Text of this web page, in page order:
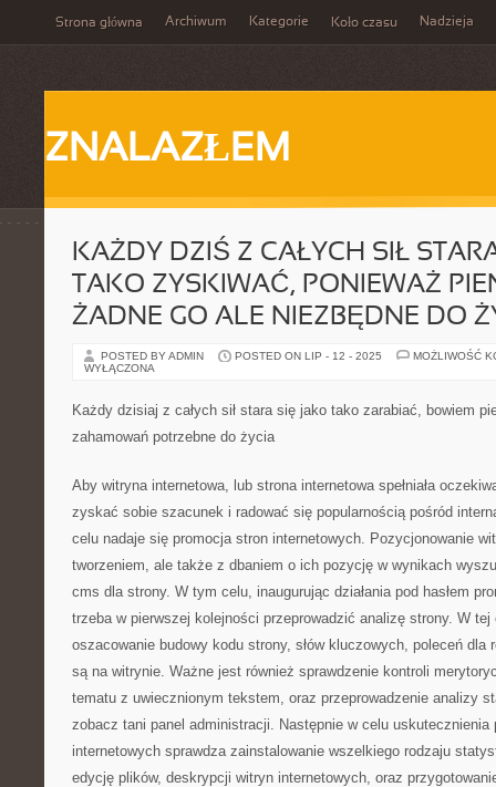
Strona główna Archiwum Kategorie Koło czasu Nadzieja
ZNALAZŁEM
KAŻDY DZIŚ Z CAŁYCH SIŁ
TAKO ZYSKIWAĆ, PONIEWAŻ
ŻADNE GO ALE NIEZBĘDNE DO
POSTED BY ADMIN POSTED ON LIP - 12 - 2025
MOŻLIWOŚĆ
WYŁĄCZONA
Każdy dzisiaj z całych sił stara się jako tako zarabiać, bowiem
zahamowań potrzebne do życia
Aby witryna internetowa, lub strona internetowa spełniała
zyskać sobie szacunek i radować się popularnością pośród
celu nadaje się promocja stron internetowych. Pozycjonowanie
tworzeniem, ale także z dbaniem o ich pozycję w wynikach
cms dla strony. W tym celu, inaugurując działania pod hasłem
trzeba w pierwszej kolejności przeprowadzić analizę strony. W
oszacowanie budowy kodu strony, słów kluczowych, poleceń dla
są na witrynie. Ważne jest również sprawdzenie kontroli
tematu z uwiecznionym tekstem, oraz przeprowadzenie analizy
zobacz tani panel administracji. Następnie w celu uskutecznienia
internetowych sprawdza zainstalowanie wszelkiego rodzaju
edycję plików, deskrypcji witryn internetowych, oraz